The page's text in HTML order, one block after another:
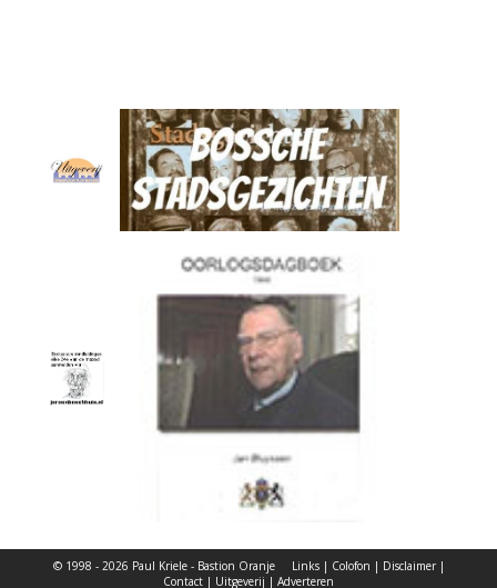
© 1998 - 2026 Paul Kriele - Bastion Oranje Links| Colofon | Disclaimer|
Contact | Uitgeverij | Adverteren